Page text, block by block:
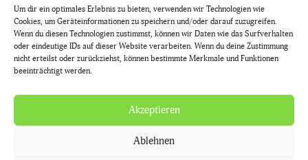
Um dir ein optimales Erlebnis zu bieten, verwenden wir Technologien wie
Cookies, um Geräteinformationen zu speichern und/oder darauf zuzugreifen.
Wenn du diesen Technologien zustimmst, können wir Daten wie das Surfverhalten
oder eindeutige IDs auf dieser Website verarbeiten. Wenn du deine Zustimmung
nicht erteilst oder zurückziehst, können bestimmte Merkmale und Funktionen
beeinträchtigt werden.
Akzeptieren
Ablehnen
SICHERHEIT
AGBs
Datenschutzerklärung
Widerruf
Impressum
Natürlich. Mit Kräutern.